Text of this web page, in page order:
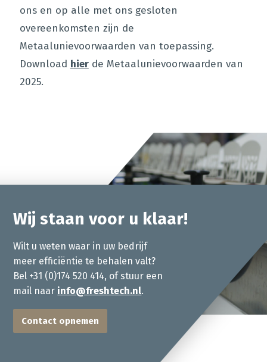
ons en op alle met ons gesloten
overeenkomsten zijn de
Metaalunievoorwaarden van toepassing.
Download hierde Metaalunievoorwaarden van
2025.
Wij staan voor u klaar!
Wilt u weten waar in uw bedrijf
meer efficiëntie te behalen valt?
Bel +31 (0)174 520 414, of stuur een
mail naar info@freshtech.nl.
Contact opnemen